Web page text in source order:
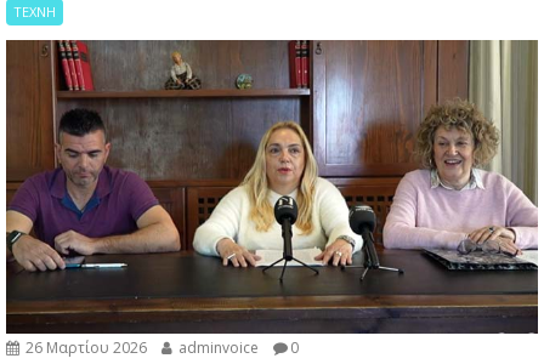
ΤΕΧΝΗ
26 Μαρτίου 2026 adminvoice 0